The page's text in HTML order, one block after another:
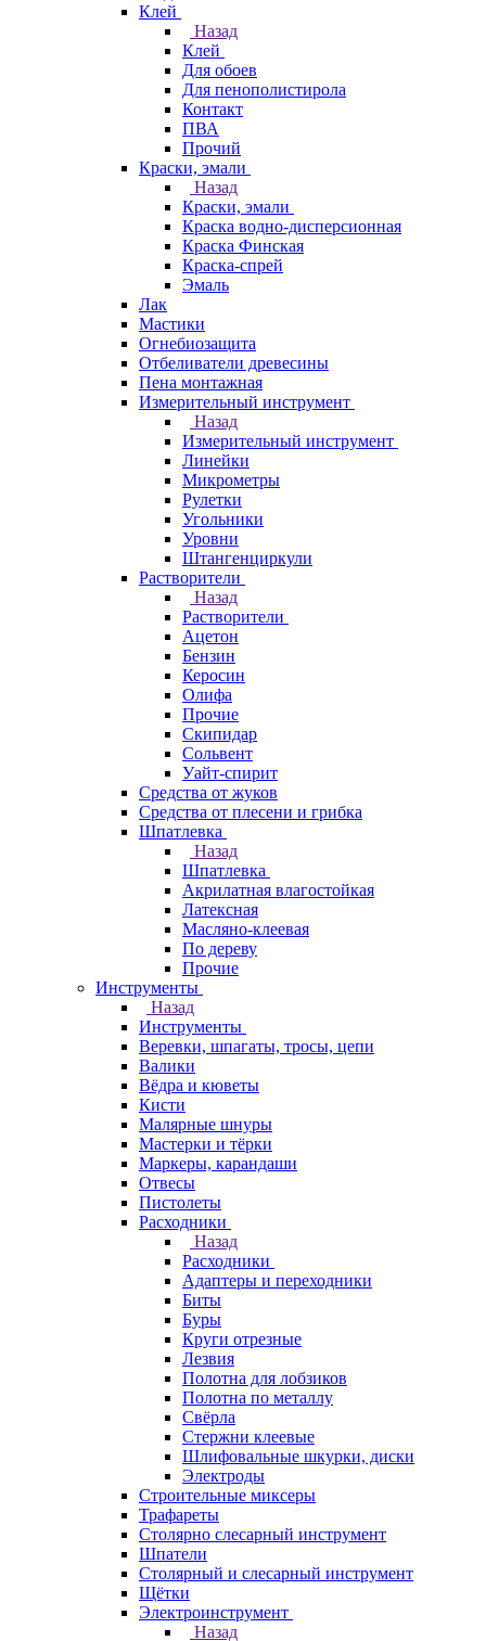
Клей
Назад
Клей
Для обоев
Для пенополистирола
Контакт
ПВА
Прочий
Краски, эмали
Назад
Краски, эмали
Краска водно-дисперсионная
Краска Финская
Краска-спрей
Эмаль
Лак
Мастики
Огнебиозащита
Отбеливатели древесины
Пена монтажная
Измерительный инструмент
Назад
Измерительный инструмент
Линейки
Микрометры
Рулетки
Угольники
Уровни
Штангенциркули
Растворители
Назад
Растворители
Ацетон
Бензин
Керосин
Олифа
Прочие
Скипидар
Сольвент
Уайт-спирит
Средства от жуков
Средства от плесени и грибка
Шпатлевка
Назад
Шпатлевка
Акрилатная влагостойкая
Латексная
Масляно-клеевая
По дереву
Прочие
Инструменты
Назад
Инструменты
Веревки, шпагаты, тросы, цепи
Валики
Вёдра и кюветы
Кисти
Малярные шнуры
Мастерки и тёрки
Маркеры, карандаши
Отвесы
Пистолеты
Расходники
Назад
Расходники
Адаптеры и переходники
Биты
Буры
Круги отрезные
Лезвия
Полотна для лобзиков
Полотна по металлу
Свёрла
Стержни клеевые
Шлифовальные шкурки, диски
Электроды
Строительные миксеры
Трафареты
Столярно слесарный инструмент
Шпатели
Столярный и слесарный инструмент
Щётки
Электроинструмент
Назад